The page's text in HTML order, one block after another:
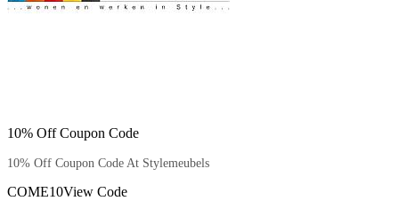
10% Off Coupon Code
10% Off Coupon Code At Stylemeubels
COME10View Code